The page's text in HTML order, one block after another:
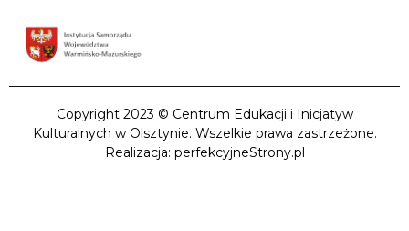
Copyright 2023 © Centrum Edukacji i Inicjatyw
Kulturalnych w Olsztynie. Wszelkie prawa zastrzeżone.
Realizacja: perfekcyjneStrony.pl